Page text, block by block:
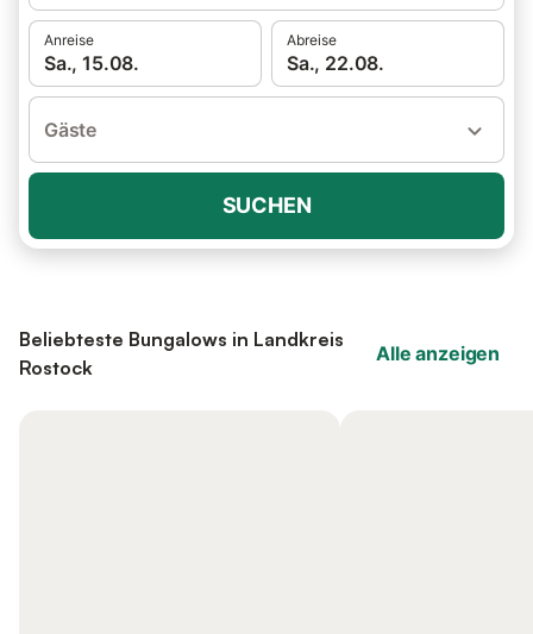
Anreise
Sa., 15.08.
Abreise
Sa., 22.08.
Gäste
SUCHEN
Beliebteste Bungalows in Landkreis
Rostock
Alle anzeigen